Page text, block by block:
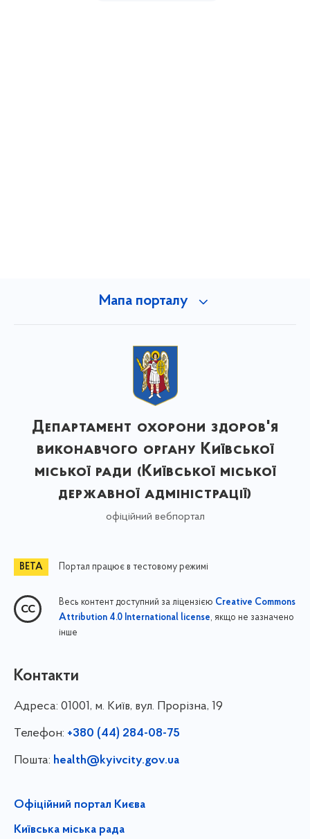
Мапа порталу
Департамент охорони здоров'я
виконавчого органу Київської
міської ради (Київської міської
державної адміністрації)
офіційний вебпортал
Портал працює в тестовому режимі
Весь контент доступний за ліцензією Creative Commons
Attribution 4.0 International license, якщо не зазначено
інше
Контакти
Адреса: 01001, м. Київ, вул. Прорізна, 19
Телефон: +380 (44) 284-08-75
Пошта: health@kyivcity.gov.ua
Офіційний портал Києва
Київська міська рада